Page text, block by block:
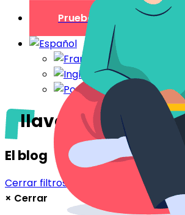
Prueba gratuita
llaves
El blog
Cerrar filtros
× Cerrar